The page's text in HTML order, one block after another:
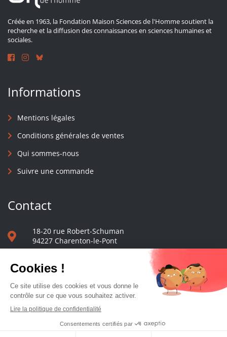
Créée en 1963, la Fondation Maison Sciences de l'Homme soutient la
recherche et la diffusion des connaissances en sciences humaines et
sociales.
Informations
Mentions légales
Conditions générales de ventes
Qui sommes-nous
Suivre une commande
Contact
18-20 rue Robert-Schuman
94227 Charenton-le-Pont